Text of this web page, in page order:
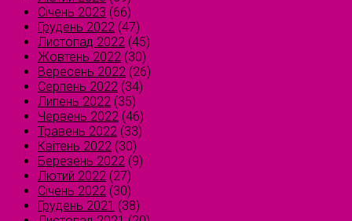
Січень 2023 (66)
Грудень 2022 (47)
Листопад 2022 (45)
Жовтень 2022 (30)
Вересень 2022 (26)
Серпень 2022 (34)
Липень 2022 (35)
Червень 2022 (46)
Травень 2022 (33)
Квітень 2022 (30)
Березень 2022 (9)
Лютий 2022 (27)
Січень 2022 (30)
Грудень 2021 (38)